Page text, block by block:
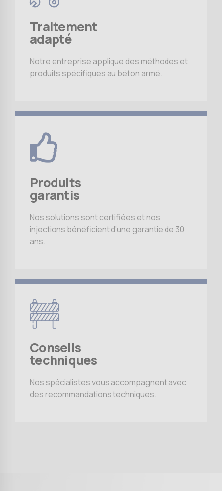
Traitement
adapté
Notre entreprise applique des méthodes et
produits spécifiques au béton armé.
Produits
garantis
Nos solutions sont certifiées et nos
injections bénéficient d’une garantie de 30
ans.
Conseils
techniques
Nos spécialistes vous accompagnent avec
des recommandations techniques.